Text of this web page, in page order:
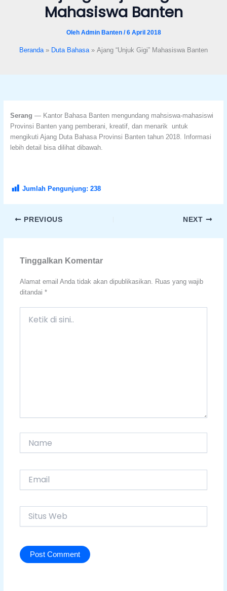
Mahasiswa Banten
Oleh Admin Banten /6 April 2018
Beranda Duta Bahasa Ajang “Unjuk Gigi” Mahasiswa Banten
Serang — Kantor Bahasa Banten mengundang mahsiswa-mahasiswi
Provinsi Banten yang pemberani, kreatif, dan menarik untuk
mengikuti Ajang Duta Bahasa Provinsi Banten tahun 2018. Informasi
lebih detail bisa dilihat dibawah.
Jumlah Pengunjung: 238
PREVIOUS NEXT
Tinggalkan Komentar
Alamat email Anda tidak akan dipublikasikan.
Ruas yang wajib
ditandai *
Web
Underline links
Reset all options
cached